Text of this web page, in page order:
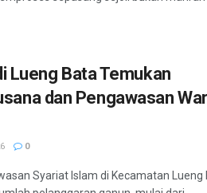
Lueng Bata Temukan
dan Pengawasan
0
Syariat Islam di Kecamatan Lueng